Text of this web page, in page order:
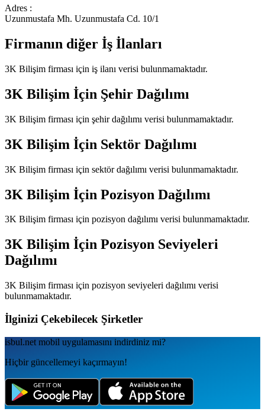
Adres :
Uzunmustafa Mh. Uzunmustafa Cd. 10/1
Firmanın diğer İş İlanları
3K Bilişim firması için iş ilanı verisi bulunmamaktadır.
3K Bilişim İçin Şehir Dağılımı
3K Bilişim firması için şehir dağılımı verisi bulunmamaktadır.
3K Bilişim İçin Sektör Dağılımı
3K Bilişim firması için sektör dağılımı verisi bulunmamaktadır.
3K Bilişim İçin Pozisyon Dağılımı
3K Bilişim firması için pozisyon dağılımı verisi bulunmamaktadır.
3K Bilişim İçin Pozisyon Seviyeleri
Dağılımı
3K Bilişim firması için pozisyon seviyeleri dağılımı verisi
bulunmamaktadır.
İlginizi Çekebilecek Şirketler
isbul.net mobil uygulamаsını indirdiniz mi?
Hiçbir güncellemeyi kaçırmayın!